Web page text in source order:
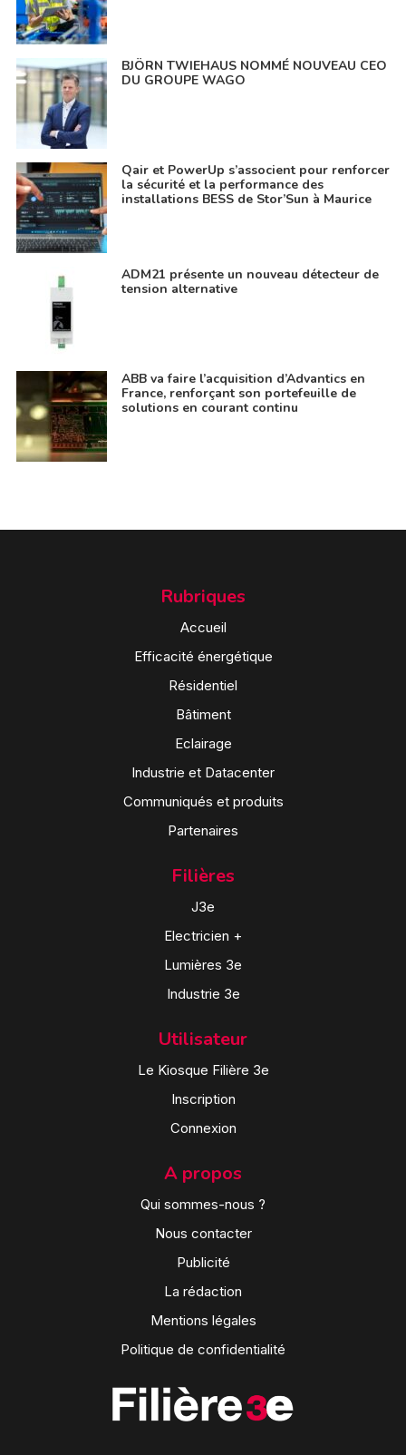
BJÖRN TWIEHAUS NOMMÉ NOUVEAU CEO
DU GROUPE WAGO
Qair et PowerUp s’associent pour renforcer
la sécurité et la performance des
installations BESS de Stor’Sun à Maurice
ADM21 présente un nouveau détecteur de
tension alternative
ABB va faire l’acquisition d’Advantics en
France, renforçant son portefeuille de
solutions en courant continu
Rubriques
Accueil
Efficacité énergétique
Résidentiel
Bâtiment
Eclairage
Industrie et Datacenter
Communiqués et produits
Partenaires
Filières
J3e
Electricien +
Lumières 3e
Industrie 3e
Utilisateur
Le Kiosque Filière 3e
Inscription
Connexion
A propos
Qui sommes-nous ?
Nous contacter
Publicité
La rédaction
Mentions légales
Politique de confidentialité